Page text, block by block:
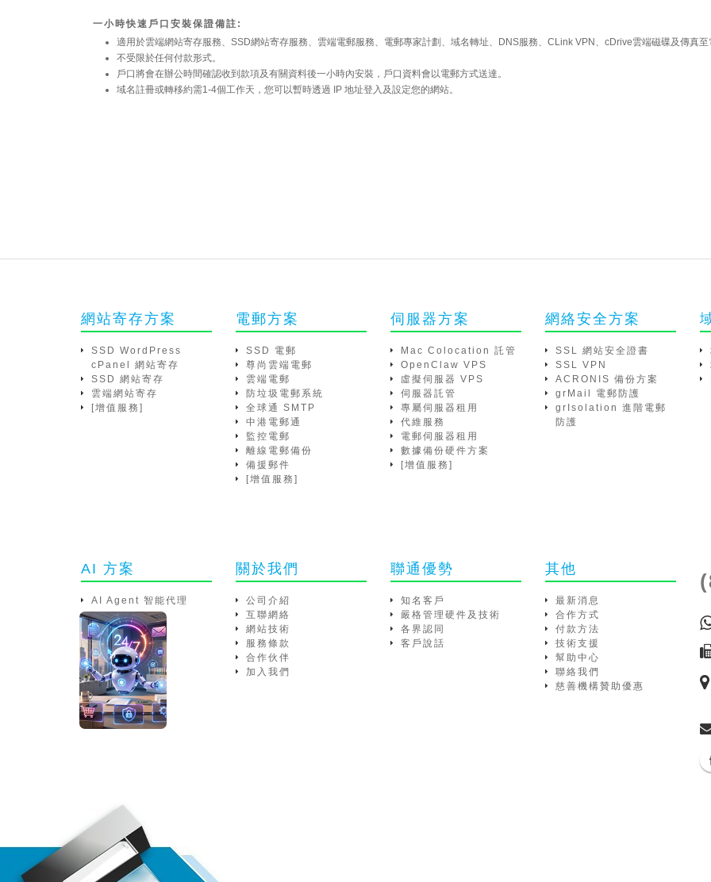
一小時快速戶口安裝保證備註:
適用於雲端網站寄存服務、SSD網站寄存服務、雲端電郵服務、電郵專家計劃、域名轉址、DNS服務、CLink VPN、cDrive雲端磁碟及傳真至
不受限於任何付款形式。
戶口將會在辦公時間確認收到款項及有關資料後一小時內安裝，戶口資料會以電郵方式送達。
域名註冊或轉移約需1-4個工作天，您可以暫時透過 IP 地址登入及設定您的網站。
網站寄存方案
SSD WordPress
cPanel 網站寄存
SSD 網站寄存
雲端網站寄存
[增值服務]
電郵方案
SSD 電郵
尊尚雲端電郵
雲端電郵
防垃圾電郵系統
全球通 SMTP
中港電郵通
監控電郵
離線電郵備份
備援郵件
[增值服務]
伺服器方案
Mac Colocation 託管
OpenClaw VPS
虛擬伺服器 VPS
伺服器託管
專屬伺服器租用
代維服務
電郵伺服器租用
數據備份硬件方案
[增值服務]
網絡安全方案
SSL 網站安全證書
SSL VPN
ACRONIS 備份方案
grMail 電郵防護
grIsolation 進階電郵
防護
AI 方案
AI Agent 智能代理
關於我們
公司介紹
互聯網絡
網站技術
服務條款
合作伙伴
加入我們
聯通優勢
知名客戶
嚴格管理硬件及技術
各界認同
客戶說話
其他
最新消息
合作方式
付款方法
技術支援
幫助中心
聯絡我們
慈善機構贊助優惠